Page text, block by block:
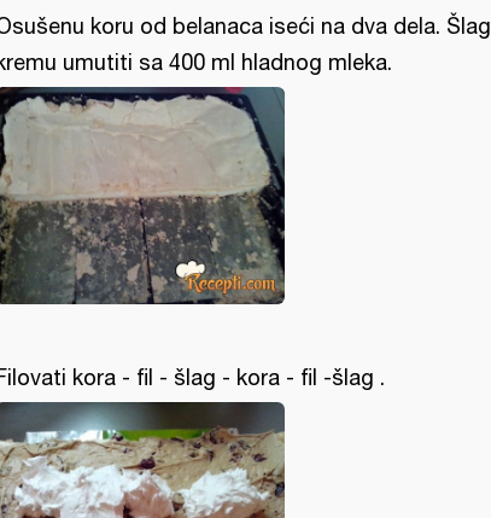
koru od belanaca iseći na dva dela. Šlag
umutiti sa 400 ml hladnog mleka.
kora - fil - šlag - kora - fil -šlag .